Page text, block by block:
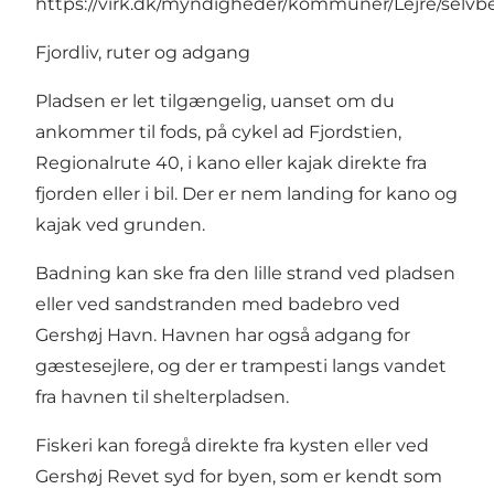
Fjordliv, ruter og adgang
Pladsen er let tilgængelig, uanset om du
ankommer til fods, på cykel ad Fjordstien,
Regionalrute 40, i kano eller kajak direkte fra
fjorden eller i bil. Der er nem landing for kano og
kajak ved grunden.
Badning kan ske fra den lille strand ved pladsen
eller ved sandstranden med badebro ved
Gershøj Havn. Havnen har også adgang for
gæstesejlere, og der er trampesti langs vandet
fra havnen til shelterpladsen.
Fiskeri kan foregå direkte fra kysten eller ved
Gershøj Revet syd for byen, som er kendt som